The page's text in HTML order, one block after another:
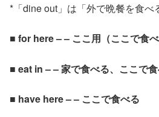
*「dine out」は「外で晩餐を食べ
■ for here – – ここ用（ここで食べ
■ eat in – – 家で食べる、ここで
■ have here – – ここで食べる